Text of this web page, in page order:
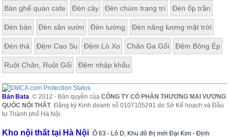
Bàn ghế quán cafe Đèn cây Đèn chùm trang trí Đèn ốp trần
Đèn bàn Đèn sân vườn Đèn tường Đèn năng lượng mặt trời
Đèn thả Đệm Cao Su Đệm Lò Xo Chăn Ga Gối Đệm Bông Ép
Ruột Chăn, Ruột Gối Đệm nhập khẩu
Bản Bata © 2012 - Bản quyền củaCÔNG TY CỔ PHẦN THƯƠNG MẠI VƯƠNG
QUỐC NỘI THẤT. Đăng ký Kinh doanh số 0107105291 do Sở Kế hoạch và Đầu
tư Thành phố Hà Nội.
Kho nội thất tại Hà Nội :Ô 63 - Lô D, Khu đô thị mới Đại Kim - Định